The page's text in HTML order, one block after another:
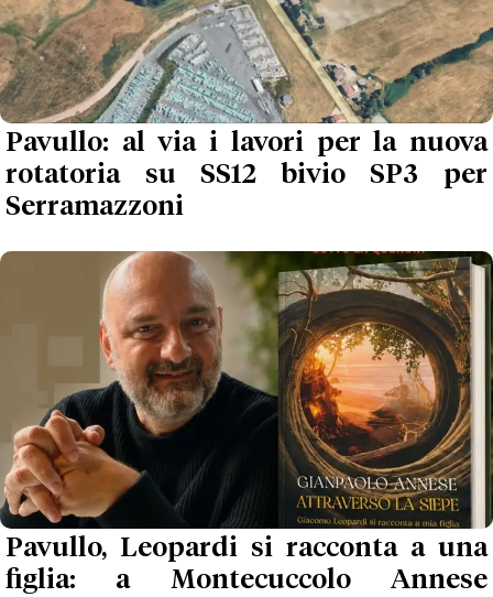
Pavullo: al via i lavori per la nuova
rotatoria su SS12 bivio SP3 per
Serramazzoni
Pavullo, Leopardi si racconta a una
figlia: a Montecuccolo Annese